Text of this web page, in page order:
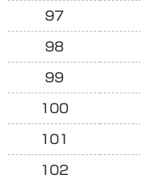
97
98
99
100
101
102